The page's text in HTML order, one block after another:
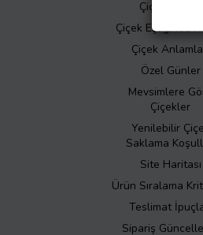
Çiçek Bakımı
Çiçek Eşliğinde
Çiçek
Özel Günler
Mevsimlere
Çiçekler
Yenilebilir
Saklama
Site Haritası
Ürün Sıralama
Teslimat
Sipariş